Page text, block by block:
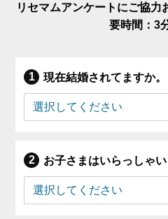
リセマムアンケートにご協力
要時間：3
現在結婚されてますか。
お子さまはいらっしゃい